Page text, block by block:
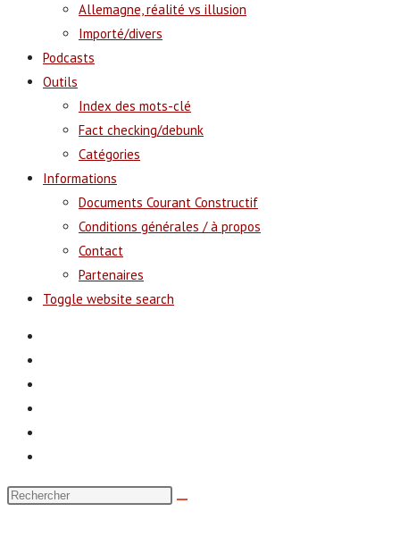
Allemagne, réalité vs illusion
Importé/divers
Podcasts
Outils
Index des mots-clé
Fact checking/debunk
Catégories
Informations
Documents Courant Constructif
Conditions générales / à propos
Contact
Partenaires
Toggle website search